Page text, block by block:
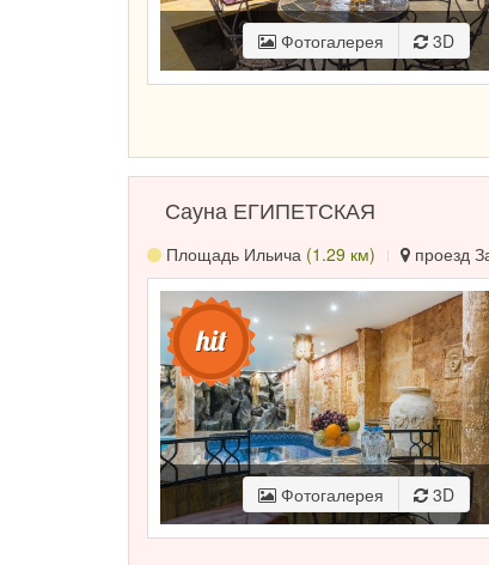
Фотогалерея 3D
Сауна ЕГИПЕТСКАЯ
Площадь Ильича (1.29 км) проезд
Фотогалерея 3D